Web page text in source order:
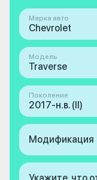
Марка авто
Chevrolet
Модель
Traverse
Поколение
2017-н.в. (II)
Модификация